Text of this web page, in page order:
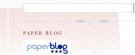
PAPER BLOG